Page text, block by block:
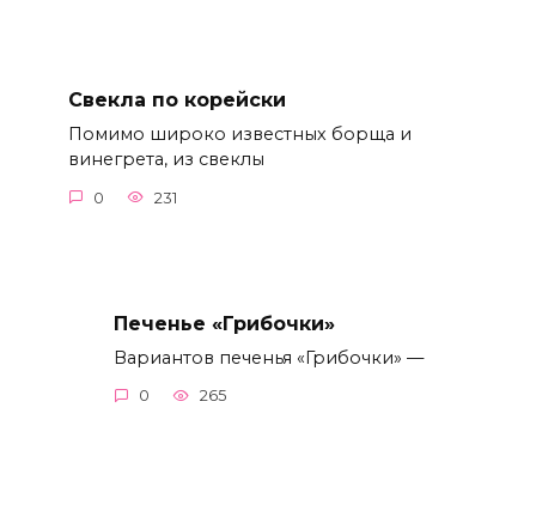
Свекла по корейски
Помимо широко известных борща и
винегрета, из свеклы
0 231
Печенье «Грибочки»
Вариантов печенья «Грибочки» —
0 265